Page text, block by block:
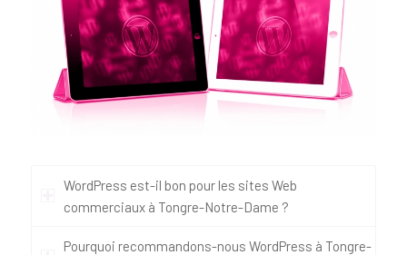
WordPress est-il bon pour les sites Web
commerciaux à Tongre-Notre-Dame ?
Pourquoi recommandons-nous WordPress à Tongre-